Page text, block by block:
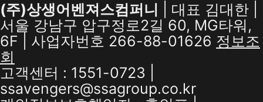
(주)상생어벤져스컴퍼니 | 대표 김대한 |
서울 강남구 압구정로2길 60, MG타워,
6F | 사업자번호 266-88-01626 정보조
회
고객센터 : 1551-0723 |
ssavengers@ssagroup.co.kr